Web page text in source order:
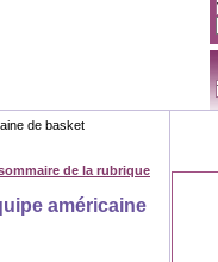
de basket
de la rubrique
américaine